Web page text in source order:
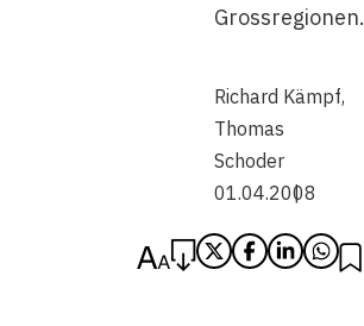
Grossregionen.
Richard Kämpf,
Thomas
Schoder
01.04.2008